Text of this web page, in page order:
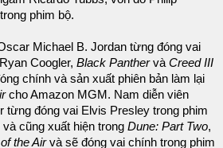
phim bộ.
Michael B. Jordan từng đóng vai
Coogler, Black PanthervàCreed III
chính và sản xuất phiên bản làm lại
cho Amazon MGM. Nam diễn viên
đóng vai Elvis Presley trong phim
cũng xuất hiện trong Dune: Part Two,
the Airvà sẽ đóng vai chính trong phim